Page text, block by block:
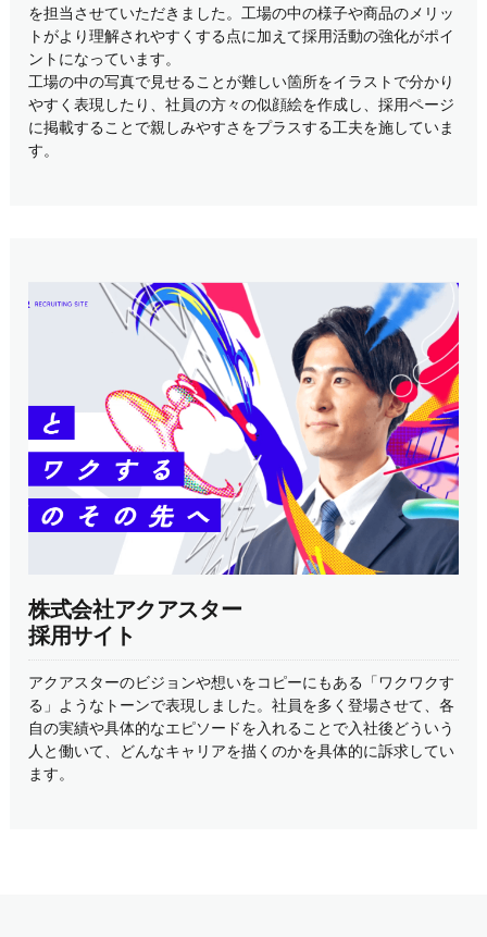
を担当させていただきました。工場の中の様子や商品のメリッ
トがより理解されやすくする点に加えて採用活動の強化がポイ
ントになっています。
工場の中の写真で見せることが難しい箇所をイラストで分かり
やすく表現したり、社員の方々の似顔絵を作成し、採用ページ
に掲載することで親しみやすさをプラスする工夫を施していま
す。
株式会社アクアスター
採用サイト
アクアスターのビジョンや想いをコピーにもある「ワクワクす
る」ようなトーンで表現しました。社員を多く登場させて、各
自の実績や具体的なエピソードを入れることで入社後どういう
人と働いて、どんなキャリアを描くのかを具体的に訴求してい
ます。